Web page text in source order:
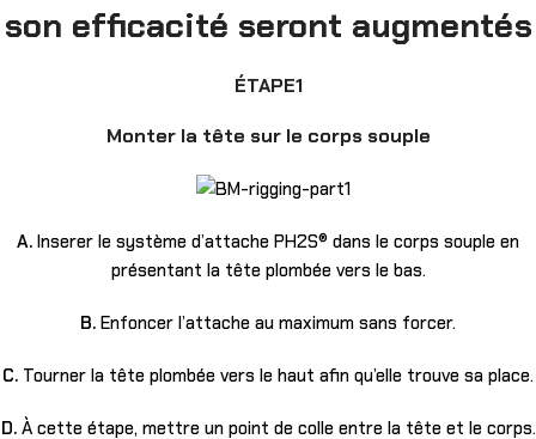
son efficacité seront augmentés
ÉTAPE1
Monter la tête sur le corps souple
A. Inserer le système d’attache PH2S® dans le corps souple en
présentant la tête plombée vers le bas.
B. Enfoncer l’attache au maximum sans forcer.
C. Tourner la tête plombée vers le haut afin qu’elle trouve sa place.
D.À cette étape, mettre un point de colle entre la tête et le corps.